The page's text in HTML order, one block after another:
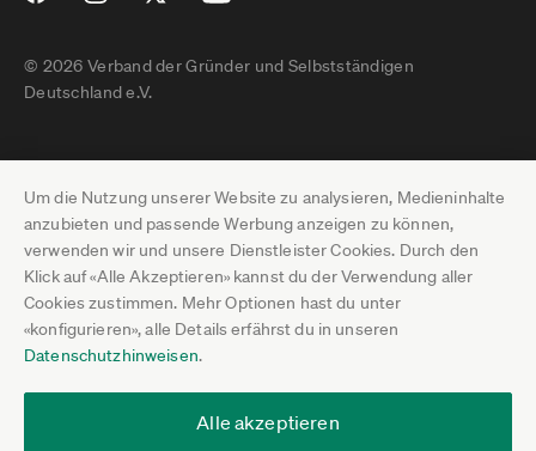
Um die Nutzung unserer Website zu analysieren, Medieninhalte
anzubieten und passende Werbung anzeigen zu können,
verwenden wir und unsere Dienstleister Cookies. Durch den
Klick auf «Alle Akzeptieren» kannst du der Verwendung aller
Cookies zustimmen. Mehr Optionen hast du unter
«konfigurieren», alle Details erfährst du in unseren
Datenschutzhinweisen.
Alle akzeptieren
© 2026 Verband der Gründer und Selbstständigen
Deutschland e.V.
Impressum
Datenschutz
Pressebereich
Jobs